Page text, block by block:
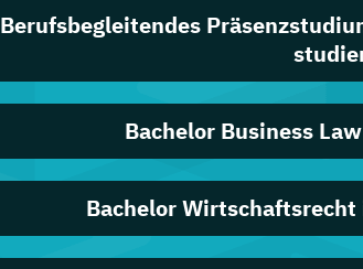
Berufsbegleitendes
Bachelor Business
Bachelor